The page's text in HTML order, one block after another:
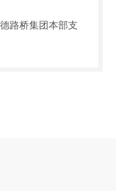
路桥集团本部支